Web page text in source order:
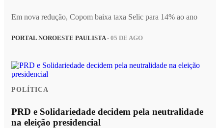
Em nova redução, Copom baixa taxa Selic para 14% ao ano
PORTAL NOROESTE PAULISTA- 05 DE AGO
POLÍTICA
PRD e Solidariedade decidem pela neutralidade
na eleição presidencial